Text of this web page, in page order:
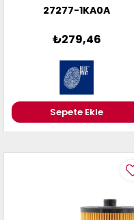
27277-1KA0A
₺279,46
Sepete Ekle